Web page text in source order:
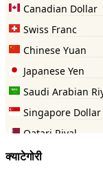
क्याटेगोरी